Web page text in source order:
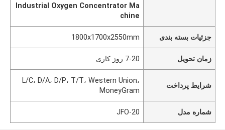
Industrial Oxygen Concentrator Ma
chine
جزئیات بسته بندی 1800x1700x2550mm
زمان تحویل 7-20 روز کاری
شرایط پرداخت
L/C، D/A، D/P، T/T، Western Union،
MoneyGram
شماره مدل JFO-20